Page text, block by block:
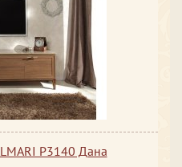
P3140 Дана